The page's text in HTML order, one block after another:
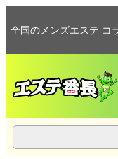
全国のメンズエステ コ